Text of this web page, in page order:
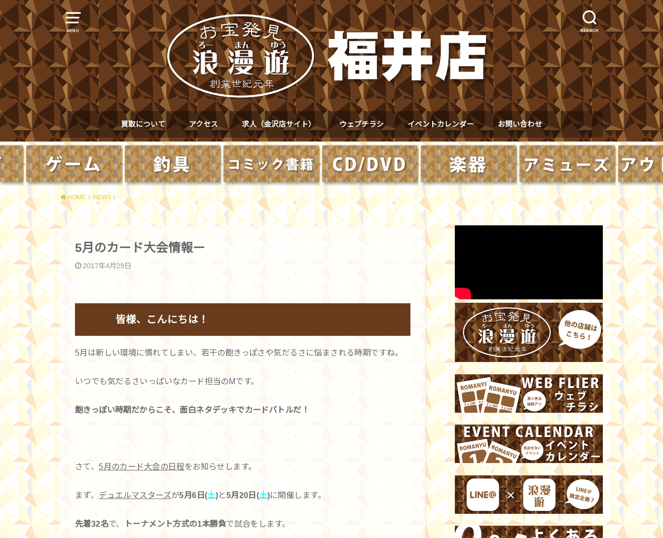
MENU SEARCH
買取について アクセス 求人（金沢店サイト） ウェブチラシ イベントカレンダー お問い合わせ
HOME NEWS
5月のカード大会情報ー
2017年4月29日
皆様、こんにちは！
5月は新しい環境に慣れてしまい、若干の飽きっぽさや気だるさに悩まされる時期ですね。
いつでも気だるさいっぱいなカード担当のMです。
飽きっぽい時期だからこそ、面白ネタデッキでカードバトルだ！
さて、 5月のカード大会の日程をお知らせします。
まず、 デュエルマスターズが5月6日(土)と5月20日(土)に開催します。
先着32名で、 トーナメント方式の1本勝負で試合をします。